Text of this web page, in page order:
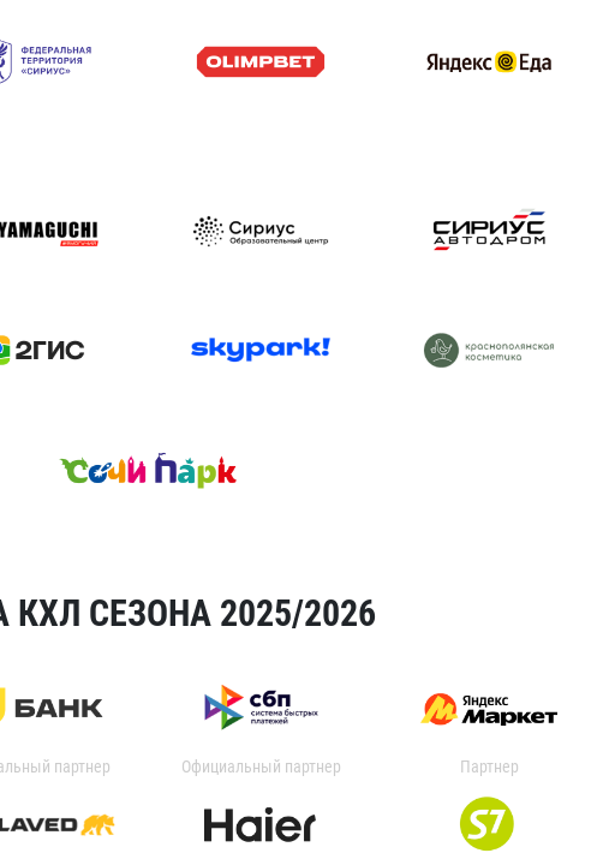
СЕЗОНА 2025/2026
партнер Официальный партнер Партнер